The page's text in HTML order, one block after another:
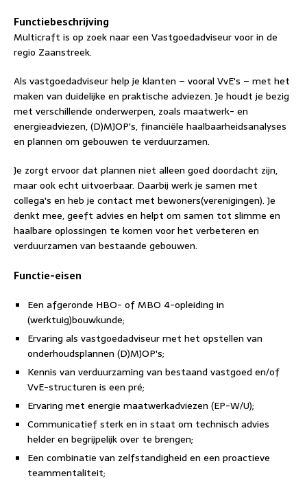
Functiebeschrijving
Multicraft is op zoek naar een Vastgoedadviseur voor in de
regio Zaanstreek.
Als vastgoedadviseur help je klanten – vooral VvE's – met het
maken van duidelijke en praktische adviezen. Je houdt je bezig
met verschillende onderwerpen, zoals maatwerk- en
energieadviezen, (D)MJOP's, financiële haalbaarheidsanalyses
en plannen om gebouwen te verduurzamen.
Je zorgt ervoor dat plannen niet alleen goed doordacht zijn,
maar ook echt uitvoerbaar. Daarbij werk je samen met
collega's en heb je contact met bewoners(verenigingen). Je
denkt mee, geeft advies en helpt om samen tot slimme en
haalbare oplossingen te komen voor het verbeteren en
verduurzamen van bestaande gebouwen.
Functie-eisen
Een afgeronde HBO- of MBO 4-opleiding in
(werktuig)bouwkunde;
Ervaring als vastgoedadviseur met het opstellen van
onderhoudsplannen (D)MJOP's;
Kennis van verduurzaming van bestaand vastgoed en/of
VvE-structuren is een pré;
Ervaring met energie maatwerkadviezen (EP-W/U);
Communicatief sterk en in staat om technisch advies
helder en begrijpelijk over te brengen;
Een combinatie van zelfstandigheid en een proactieve
teammentaliteit;